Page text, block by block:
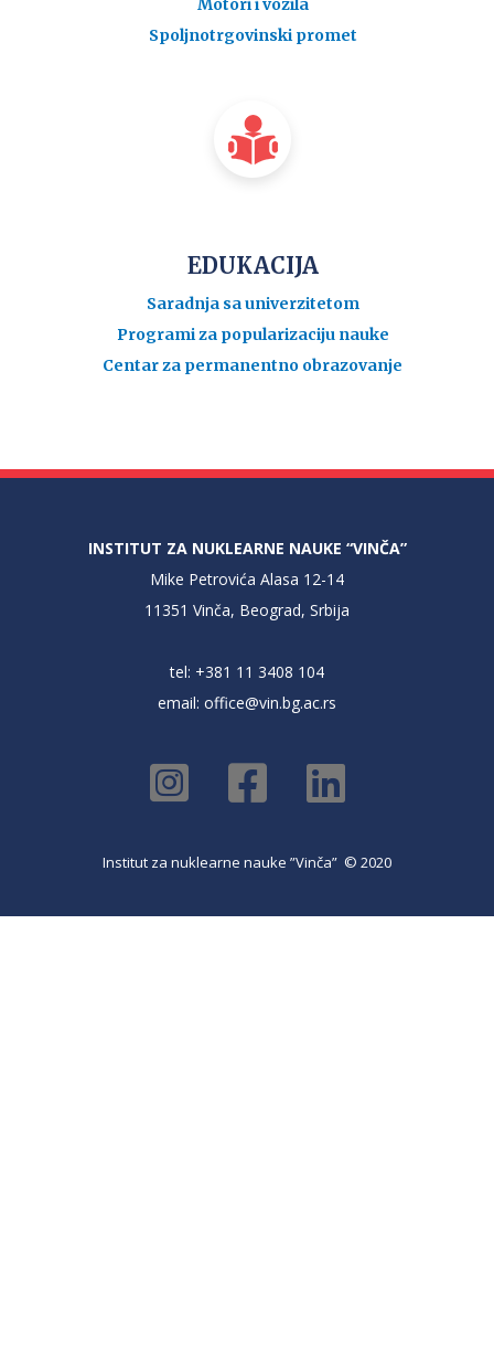
Motori i vozila
Spoljnotrgovinski promet
EDUKACIJA
Saradnja sa univerzitetom
Programi za popularizaciju nauke
Centar za permanentno obrazovanje
INSTITUT ZA NUKLEARNE NAUKE “VINČA”
Mike Petrovića Alasa 12-14
11351 Vinča, Beograd, Srbija
tel: +381 11 3408 104
email: office@vin.bg.ac.rs
Institut za nuklearne nauke ”Vinča” © 2020